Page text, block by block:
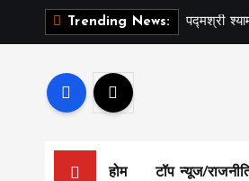
Trending News: पद्मश्री
होम टॉप न्यूज/